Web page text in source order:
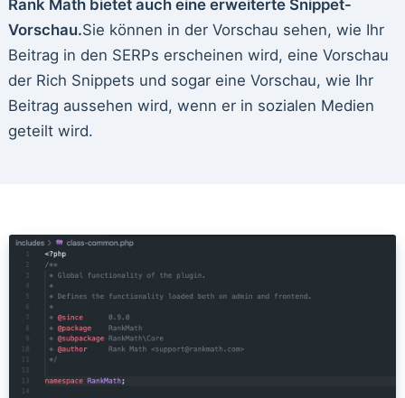
Rank Math bietet auch eine erweiterte Snippet-
Vorschau.Sie können in der Vorschau sehen, wie Ihr
Beitrag in den SERPs erscheinen wird, eine Vorschau
der Rich Snippets und sogar eine Vorschau, wie Ihr
Beitrag aussehen wird, wenn er in sozialen Medien
geteilt wird.